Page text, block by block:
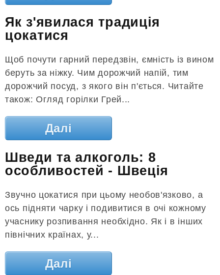
Як з'явилася традиція
цокатися
Щоб почути гарний передзвін, ємність із вином
беруть за ніжку. Чим дорожчий напій, тим
дорожчий посуд, з якого він п'ється. Читайте
також: Огляд горілки Грей...
Далі
Шведи та алкоголь: 8
особливостей - Швеція
Звучно цокатися при цьому необов'язково, а
ось підняти чарку і подивитися в очі кожному
учаснику розпивання необхідно. Як і в інших
північних країнах, у...
Далі